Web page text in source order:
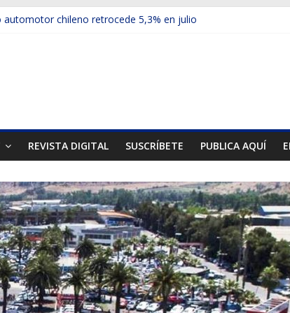
automotor chileno retrocede 5,3% en julio
presentó la recién estrenada Bolden en la Expo Compras
mercado internacional en lanzar la nueva Maxus T70
REVISTA DIGITAL SUSCRÍBETE PUBLICA AQUÍ